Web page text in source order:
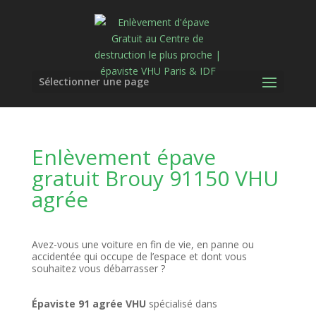
Sélectionner une page
Enlèvement épave
gratuit Brouy 91150 VHU
agrée
Avez-vous une voiture en fin de vie, en panne ou
accidentée qui occupe de l’espace et dont vous
souhaitez vous débarrasser ?
Épaviste 91 agrée VHU spécialisé dans